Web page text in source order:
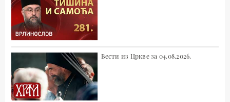
Вести из Цркве за 04.08.2026.